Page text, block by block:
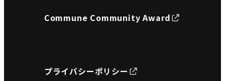
Commune Community Award
プライバシーポリシー